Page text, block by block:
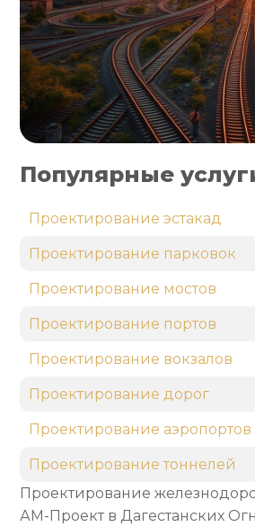
Проектирование
АМ-Проект в Дагестанских
Популярные
Проектирование эстакад
Проектирование парковок
Проектирование мостов
Проектирование портов
Проектирование вокзалов
Проектирование дорог
Проектирование аэропортов
Проектирование тоннелей